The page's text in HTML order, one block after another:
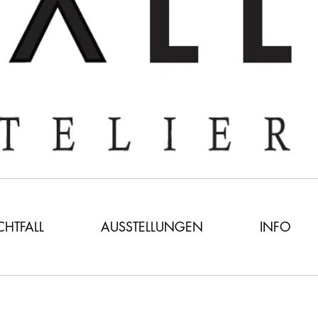
AUSSTELLUNGEN INFO